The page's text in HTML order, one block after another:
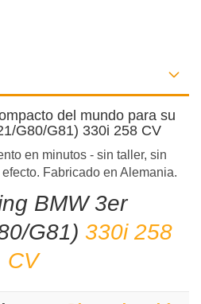
del mundo para su
G80/G81) 330i 258 CV
en minutos - sin taller, sin
Fabricado en Alemania.
BMW 3er
G81) 330i 258
CV